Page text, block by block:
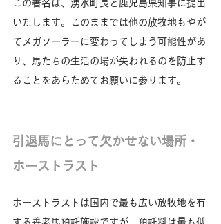
この署名は、湧水町長と鹿児島県知事に提出
いたします。このままでは他の放牧地もやが
てメガソーラーに変わってしまう可能性があ
り、馬たちの生活の場が失われるのを防止す
ることをあらためてお願いに参ります。
引退馬にとって欠かせない場所・
ホーストラスト
ホーストラストは国内で最も広い放牧地を有
する養老馬預託施設ですが、預託料は最も低